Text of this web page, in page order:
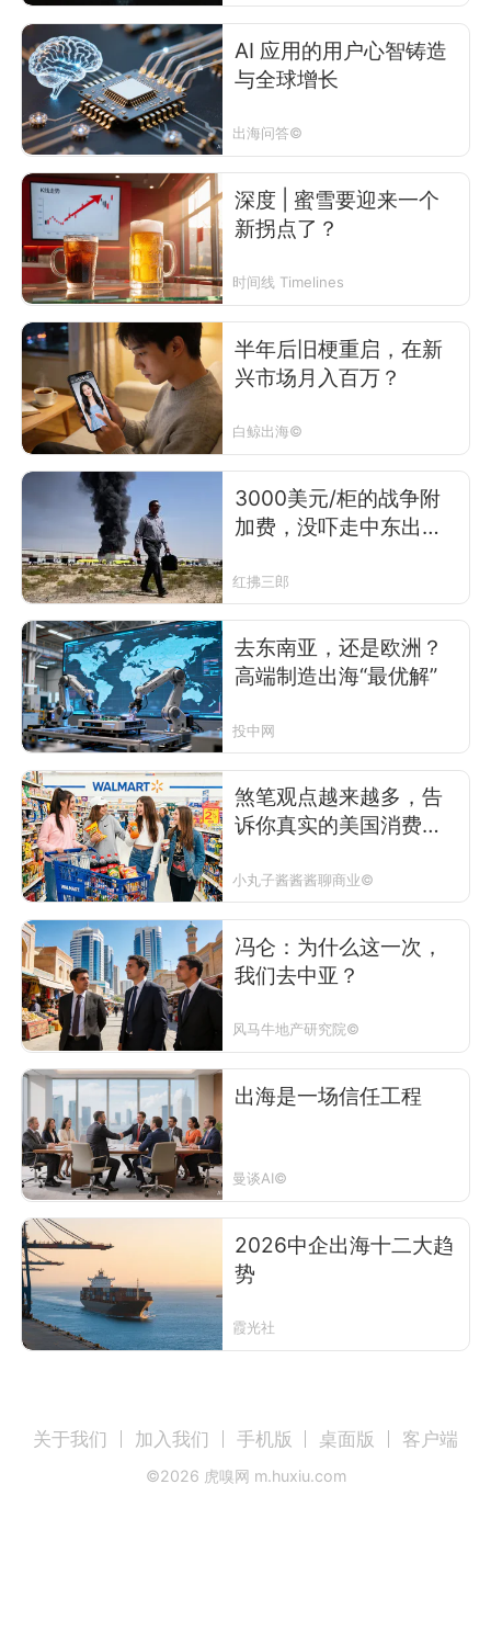
AI 应用的用户心智铸造
与全球增长
出海问答©
深度 | 蜜雪要迎来一个
新拐点了？
时间线 Timelines
半年后旧梗重启，在新
兴市场月入百万？
白鲸出海©
3000美元/柜的战争附
加费，没吓走中东出海
红拂三郎
去东南亚，还是欧洲？
高端制造出海“最优解”
投中网
煞笔观点越来越多，告
诉你真实的美国消费市
小丸子酱酱酱聊商业©
冯仑：为什么这一次，
我们去中亚？
风马牛地产研究院©
出海是一场信任工程
曼谈AI©
2026中企出海十二大趋
势
霞光社
关于我们 加入我们 手机版 桌面版 客户端
©2026 虎嗅网 m.huxiu.com